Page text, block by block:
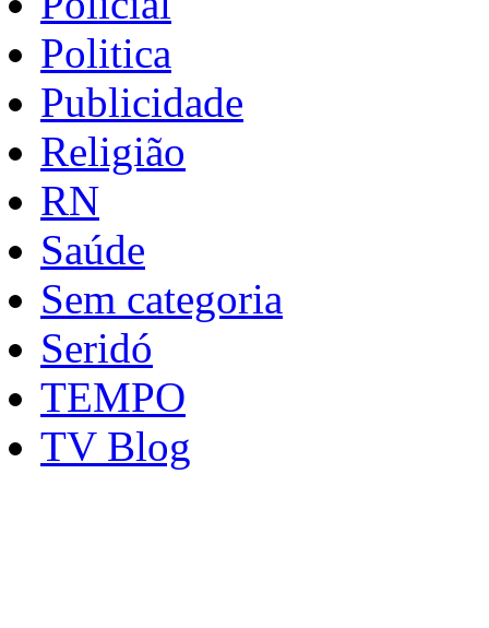
Politica
Publicidade
Religião
RN
Saúde
Sem categoria
Seridó
TEMPO
TV Blog